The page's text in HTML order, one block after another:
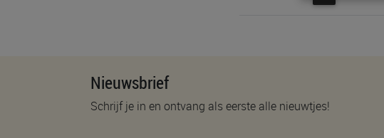
Nieuwsbrief
Schrijf je in en ontvang als eerste alle nieuwtjes!